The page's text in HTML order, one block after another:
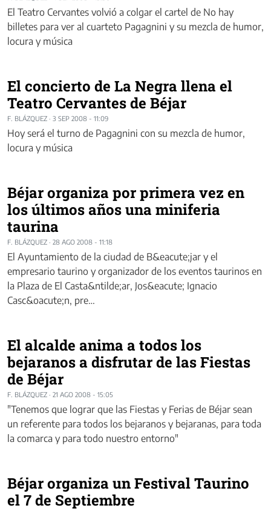
El Teatro Cervantes volvió a colgar el cartel de No hay
billetes para ver al cuarteto Pagagnini y su mezcla de humor,
locura y música
El concierto de La Negra llena el
Teatro Cervantes de Béjar
F. BLÁZQUEZ · 3 SEP 2008 - 11:09
Hoy será el turno de Pagagnini con su mezcla de humor,
locura y música
Béjar organiza por primera vez en
los últimos años una miniferia
taurina
F. BLÁZQUEZ · 28 AGO 2008 - 11:18
El Ayuntamiento de la ciudad de B&eacute;jar y el
empresario taurino y organizador de los eventos taurinos en
la Plaza de El Casta&ntilde;ar, Jos&eacute; Ignacio
Casc&oacute;n, pre…
El alcalde anima a todos los
bejaranos a disfrutar de las Fiestas
de Béjar
F. BLÁZQUEZ · 21 AGO 2008 - 15:05
"Tenemos que lograr que las Fiestas y Ferias de Béjar sean
un referente para todos los bejaranos y bejaranas, para toda
la comarca y para todo nuestro entorno"
Béjar organiza un Festival Taurino
el 7 de Septiembre